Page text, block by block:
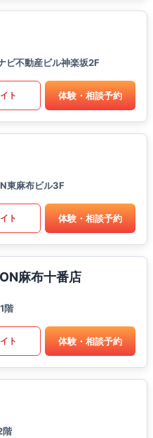
ビ不動産ビル神楽坂2F
ト 体験・相談予約
東麻布ビル3F
ト 体験・相談予約
麻布十番店
階
ト 体験・相談予約
階